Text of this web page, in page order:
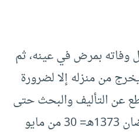
وفاته بمرض في عينه، ثم
من منزله إلا لضرورة
عن التأليف والبحث حتى
توفاه الله في (27 من رمضان 1373هـ= 30 من مايو